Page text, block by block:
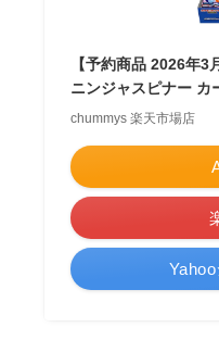
【予約商品 2026年
ニンジャスピナー カ
chummys 楽天市場店